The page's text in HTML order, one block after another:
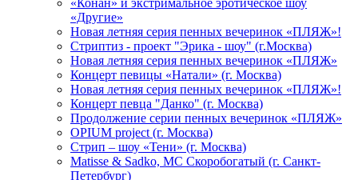
«Конан» и экстримальное эротическое шоу
«Другие»
Новая летняя серия пенных вечеринок «ПЛЯЖ»!
Стриптиз - проект "Эрика - шоу" (г.Москва)
Новая летняя серия пенных вечеринок «ПЛЯЖ»
Концерт певицы «Натали» (г. Москва)
Новая летняя серия пенных вечеринок «ПЛЯЖ»!
Концерт певца "Данко" (г. Москва)
Продолжение серии пенных вечеринок «ПЛЯЖ»
OPIUM project (г. Москва)
Стрип – шоу «Тени» (г. Москва)
Matissе & Sadko, MC Скоробогатый (г. Санкт-
Петербург)